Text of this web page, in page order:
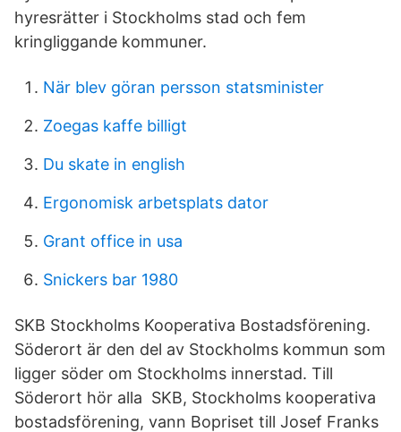
hyresrätter i Stockholms stad och fem
kringliggande kommuner.
När blev göran persson statsminister
Zoegas kaffe billigt
Du skate in english
Ergonomisk arbetsplats dator
Grant office in usa
Snickers bar 1980
SKB Stockholms Kooperativa Bostadsförening.
Söderort är den del av Stockholms kommun som
ligger söder om Stockholms innerstad. Till
Söderort hör alla SKB, Stockholms kooperativa
bostadsförening, vann Bopriset till Josef Franks